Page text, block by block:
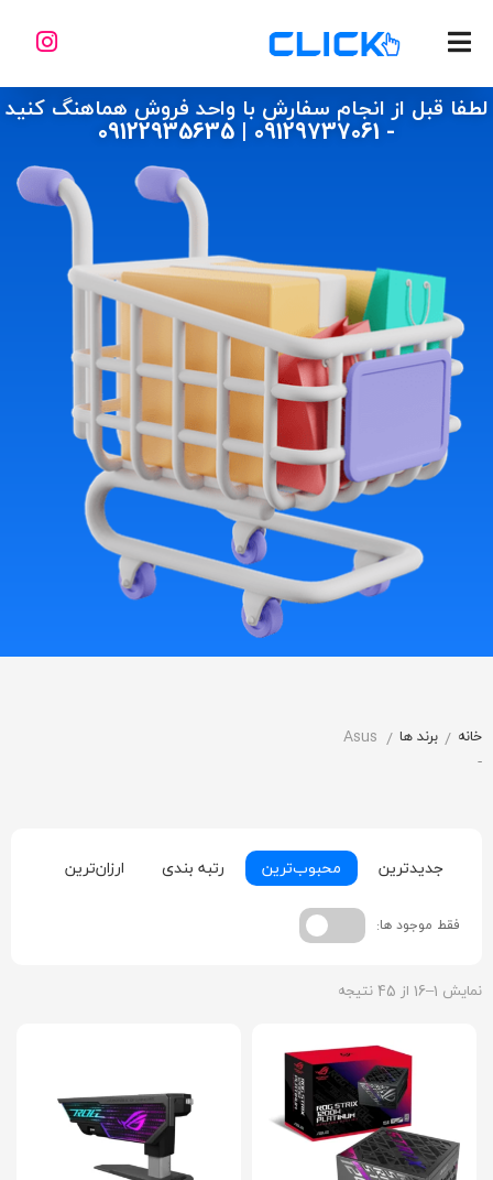
لطفا قبل از انجام سفارش با واحد فروش هماهنگ کنید
- 09129737061 | 09122935635
خانه / برند ها /
Asus
Asus
جدیدترین محبوب‌ترین رتبه بندی ارزان‌ترین
فقط موجود ها:
نمایش 1–16 از 45 نتیجه